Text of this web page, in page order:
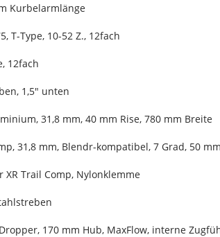
Kurbelarmlänge
T-Type, 10-52 Z., 12fach
12fach
1,5" unten
31,8 mm, 40 mm Rise, 780 mm Breite
31,8 mm, Blendr-kompatibel, 7 Grad, 50
Trail Comp, Nylonklemme
170 mm Hub, MaxFlow, interne